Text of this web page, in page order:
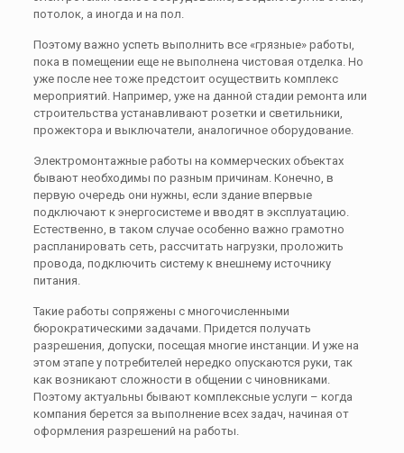
потолок, а иногда и на пол.
Поэтому важно успеть выполнить все «грязные» работы,
пока в помещении еще не выполнена чистовая отделка. Но
уже после нее тоже предстоит осуществить комплекс
мероприятий. Например, уже на данной стадии ремонта или
строительства устанавливают розетки и светильники,
прожектора и выключатели, аналогичное оборудование.
Электромонтажные работы на коммерческих объектах
бывают необходимы по разным причинам. Конечно, в
первую очередь они нужны, если здание впервые
подключают к энергосистеме и вводят в эксплуатацию.
Естественно, в таком случае особенно важно грамотно
распланировать сеть, рассчитать нагрузки, проложить
провода, подключить систему к внешнему источнику
питания.
Такие работы сопряжены с многочисленными
бюрократическими задачами. Придется получать
разрешения, допуски, посещая многие инстанции. И уже на
этом этапе у потребителей нередко опускаются руки, так
как возникают сложности в общении с чиновниками.
Поэтому актуальны бывают комплексные услуги – когда
компания берется за выполнение всех задач, начиная от
оформления разрешений на работы.